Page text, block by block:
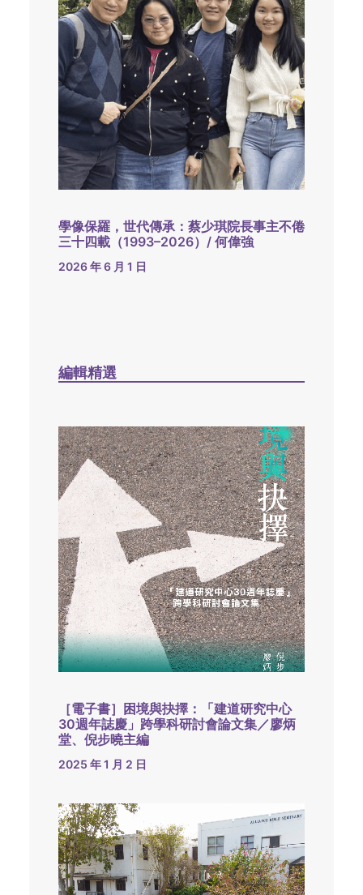
學像保羅，世代傳承：蔡少琪院長事主不倦
三十四載（1993–2026）/ 何偉強
2026 年 6 月 1 日
編輯精選
［電子書］困境與抉擇：「建道研究中心
30週年誌慶」跨學科研討會論文集／廖炳
堂、倪步曉主編
2025 年 1 月 2 日